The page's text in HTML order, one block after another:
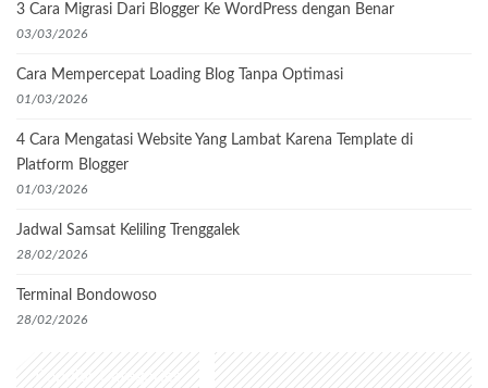
3 Cara Migrasi Dari Blogger Ke WordPress dengan Benar
03/03/2026
Cara Mempercepat Loading Blog Tanpa Optimasi
01/03/2026
4 Cara Mengatasi Website Yang Lambat Karena Template di
Platform Blogger
01/03/2026
Jadwal Samsat Keliling Trenggalek
28/02/2026
Terminal Bondowoso
28/02/2026
Popular Categories